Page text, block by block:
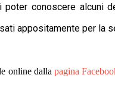
conoscere alcuni
appositamente per la
online dallapagina